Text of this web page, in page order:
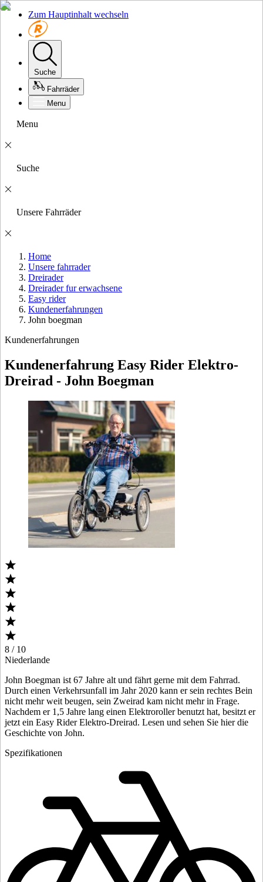
Zum Hauptinhalt wechseln
Suche
Fahrräder
Menu
Menu
Suche
Unsere Fahrräder
Home
Unsere fahrrader
Dreirader
Dreirader fur erwachsene
Easy rider
Kundenerfahrungen
John boegman
Kundenerfahrungen
Kundenerfahrung Easy Rider Elektro-
Dreirad - John Boegman
8 / 10
Niederlande
John Boegman ist 67 Jahre alt und fährt gerne mit dem Fahrrad.
Durch einen Verkehrsunfall im Jahr 2020 kann er sein rechtes Bein
nicht mehr weit beugen, sein Zweirad kam nicht mehr in Frage.
Nachdem er 1,5 Jahre lang einen Elektroroller benutzt hat, besitzt er
jetzt ein Easy Rider Elektro-Dreirad. Lesen und sehen Sie hier die
Geschichte von John.
Spezifikationen